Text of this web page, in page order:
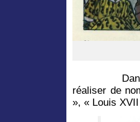
réaliser de
», « Louis